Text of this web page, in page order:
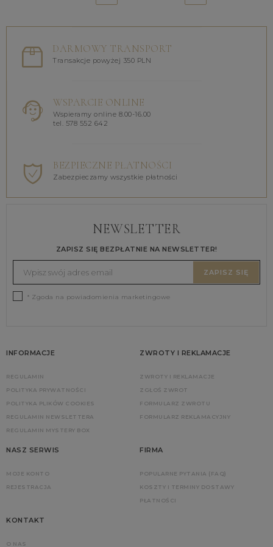
DARMOWY TRANSPORT
Transakcje powyżej 350 PLN
WSPARCIE ONLINE
Wspieramy online 8.00-16.00
tel. 578 552 642
BEZPIECZNE PŁATNOŚCI
Zabezpieczamy wszystkie płatności
NEWSLETTER
ZAPISZ SIĘ BEZPŁATNIE NA NEWSLETTER!
ZAPISZ SIĘ
* Zgoda na powiadomienia marketingowe
INFORMACJE
REGULAMIN
POLITYKA PRYWATNOŚCI
POLITYKA PLIKÓW COOKIES
REGULAMIN NEWSLETTERA
REGULAMIN MYSTERY BOX
ZWROTY I REKLAMACJE
ZWROTY I REKLAMACJE
ZGŁOŚ ZWROT
FORMULARZ ZWROTU
FORMULARZ REKLAMACYJNY
NASZ SERWIS
MOJE KONTO
REJESTRACJA
FIRMA
POPULARNE PYTANIA (FAQ)
KOSZTY I TERMINY DOSTAWY
PŁATNOŚCI
KONTAKT
O NAS